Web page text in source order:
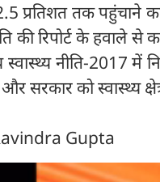
प्रतिशत तक पहुंचाने
की रिपोर्ट के हवाले
स्वास्थ्य नीति-2017
सरकार को स्वास्थ्य
Gupta